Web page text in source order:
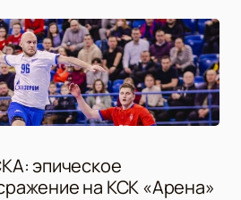
эпическое
на КСК «Арена»